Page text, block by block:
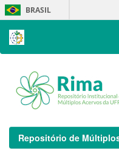
Skip
navigation
BRASIL
Repositório de